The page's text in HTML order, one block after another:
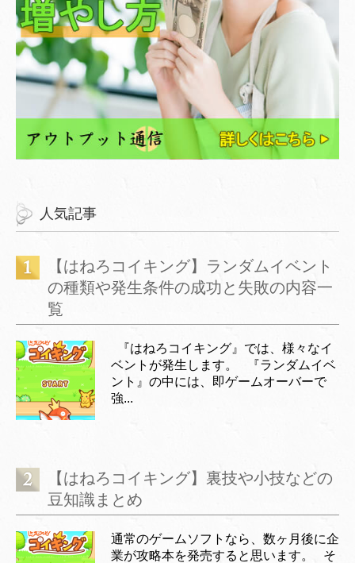
人気記事
【はねろコイキング】ランダムイベント
の種類や発生条件の成功と失敗の内容一
覧
『はねろコイキング』では、様々なイ
ベントが発生します。 『ランダムイベ
ント』の中には、即ゲームオーバーで
強...
【はねろコイキング】裏技や小技などの
豆知識まとめ
通常のゲームソフトなら、数ヶ月後に企
業が攻略本を発売すると思います。 そ